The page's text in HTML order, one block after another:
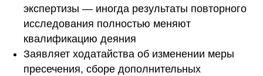
экспертизы — иногда результаты повторного
исследования полностью меняют
квалификацию деяния
Заявляет ходатайства об изменении меры
пресечения, сборе дополнительных